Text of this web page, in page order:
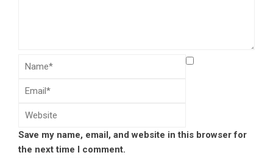
Save my name, email, and website in this browser for
the next time I comment.